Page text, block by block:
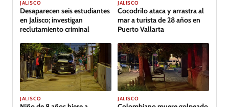
JALISCO
Desaparecen seis estudiantes
en Jalisco; investigan
reclutamiento criminal
JALISCO
Cocodrilo ataca y arrastra al
mar a turista de 28 años en
Puerto Vallarta
JALISCO JALISCO